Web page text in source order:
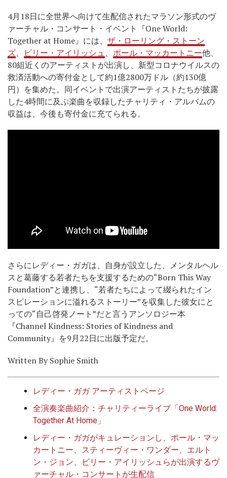
4月18日に全世界へ向けて生配信されたマラソン形式のヴ
ァーチャル・コンサート・イベント『One World:
Together at Home』には、 ザ・ローリング・ストーン
ズ、 ビリー・アイリッシュ、 ポール・マッカートニー他、
80組近くのアーティストが出演し、新型コロナウイルスの
救済活動への寄付金として約1億2800万ドル（約130億
円）を集めた。同イベントで出演アーティストたちが披露
した4時間に及ぶ楽曲を収録したチャリティ・アルバムの
収益は、今後も寄付金に充てられる。
さらにレディー・ガガは、自身が設立した、メンタルヘル
スと葛藤する若者たちを支援するための“Born This Way
Foundation”と連携し、“若者たちによって綴られたイン
スピレーションに溢れるストーリー”を収集した彼女にと
っての“自己啓発ノート”だと言うアンソロジー本
『Channel Kindness: Stories of Kindness and
Community』を9月22日に出版予定だ。
Written By Sophie Smith
レディー・ガガ アーティストページ
全演奏楽曲紹介：チャリティーライブ「One World:
Together At Home」
レディー・ガガがキュレーションし、ポール・マッ
カートニー、スティーヴィー・ワンダー、エルト
ン・ジョン、ビリー・アイリッシュらが出演するヴ
ァーチャル・コンサートが生配信